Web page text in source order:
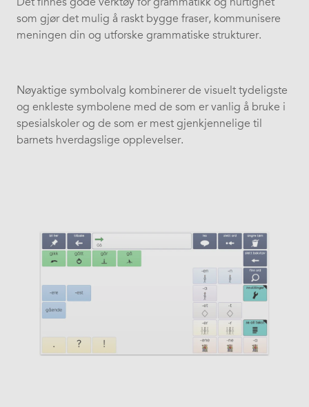
som gjør det mulig å raskt bygge fraser, kommunisere
meningen din og utforske grammatiske strukturer.
Nøyaktige symbolvalg kombinerer de visuelt tydeligste
og enkleste symbolene med de som er vanlig å bruke i
spesialskoler og de som er mest gjenkjennelige til
barnets hverdagslige opplevelser.